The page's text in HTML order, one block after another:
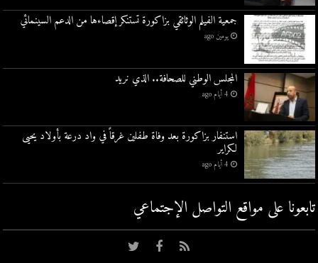
جمعية الفيلم الوثائقي بزاكورة تستنكر إقصاءها من الدعم السينمائي
يومين ago
المجلس الوطني للصحافة.. الذي نريد
4 أيام ago
استنفار بزاكورة بعد وفاة طفلين غرقاً في واد درعة بأولاد يحيى
لكراير
4 أيام ago
تابعونا على مواقع التواصل اﻹجتماعي